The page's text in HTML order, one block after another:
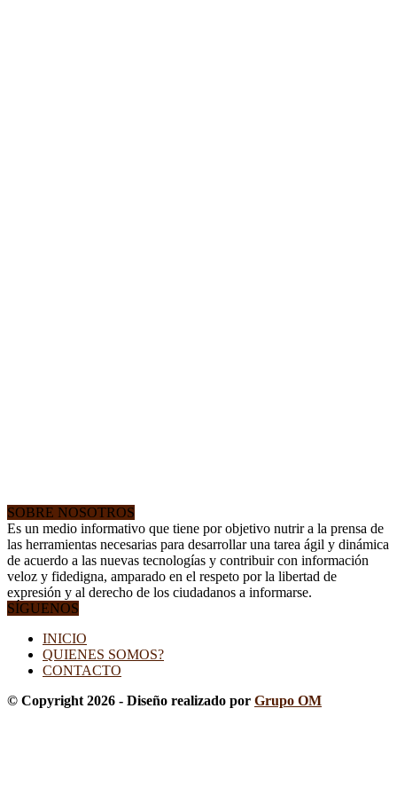
SOBRE NOSOTROS
Es un medio informativo que tiene por objetivo nutrir a la prensa de
las herramientas necesarias para desarrollar una tarea ágil y dinámica
de acuerdo a las nuevas tecnologías y contribuir con información
veloz y fidedigna, amparado en el respeto por la libertad de
expresión y al derecho de los ciudadanos a informarse.
SÍGUENOS
INICIO
QUIENES SOMOS?
CONTACTO
© Copyright 2026 - Diseño realizado por Grupo OM